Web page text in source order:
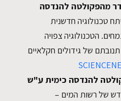
מהפקולטה להנדסה
טכנולוגיה חדשנית
הטכנולוגיה צפויה
של גידולים חקלאיים
להנדסה כימית ע"ש
של רשות המים –